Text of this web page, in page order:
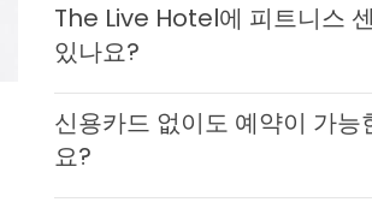
The Live Hotel에 피트니스
있나요?
신용카드 없이도 예약이 가능
요?